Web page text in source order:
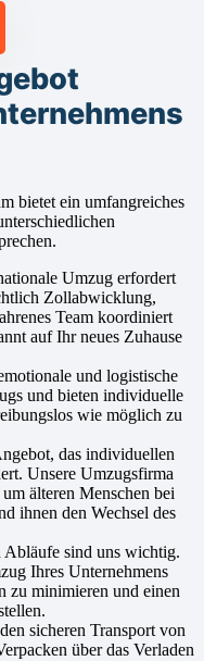
bietet ein umfangreiches
Umzug erfordert
Zollabwicklung,
Team koordiniert
auf Ihr neues Zuhause
und logistische
und bieten individuelle
wie möglich zu
das individuellen
Unsere Umzugsfirma
älteren Menschen bei
ihnen den Wechsel des
Abläufe sind uns wichtig.
Ihres Unternehmens
zu minimieren und einen
sicheren Transport von
über das Verladen